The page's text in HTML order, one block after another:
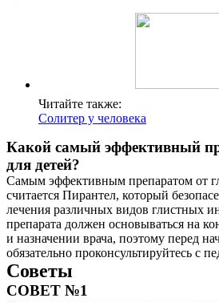
Читайте также:
Солитер у человека
Какой самый эффективный
для детей?
Самым эффективным препаратом от
считается Пирантел, который
лечения различных видов глистных
препарата должен основываться на
и назначении врача, поэтому перед
обязательно проконсультируйтесь с
Советы
СОВЕТ №1